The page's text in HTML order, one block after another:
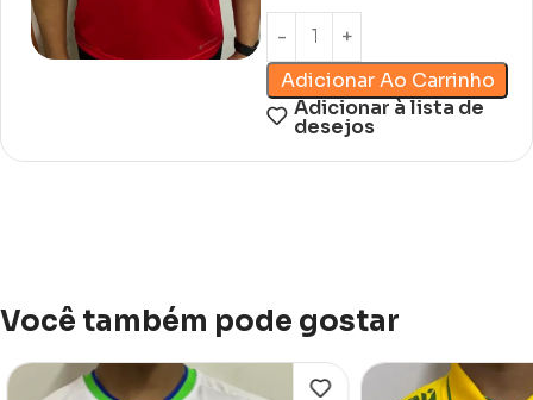
Adicionar Ao Carrinho
Adicionar à lista de
desejos
Você também pode gostar